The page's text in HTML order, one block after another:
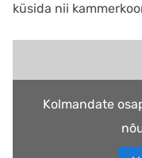
küsida nii
Kolmandate